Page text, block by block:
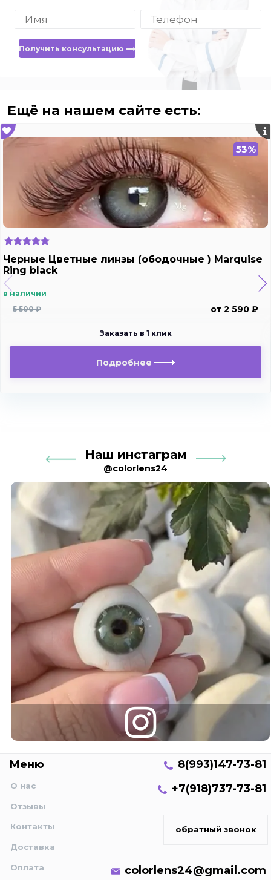
Получить консультацию
Ещё на нашем сайте есть:
53%
Черные Цветные линзы (ободочные ) Marquise
Ring black
в наличии
5 500 ₽
от 2 590 ₽
Заказать в 1 клик
Подробнее
Наш инстаграм
@colorlens24
Меню
О нас
Отзывы
Контакты
Доставка
Оплата
8(993)147-73-81
+7(918)737-73-81
обратный звонок
colorlens24@gmail.com